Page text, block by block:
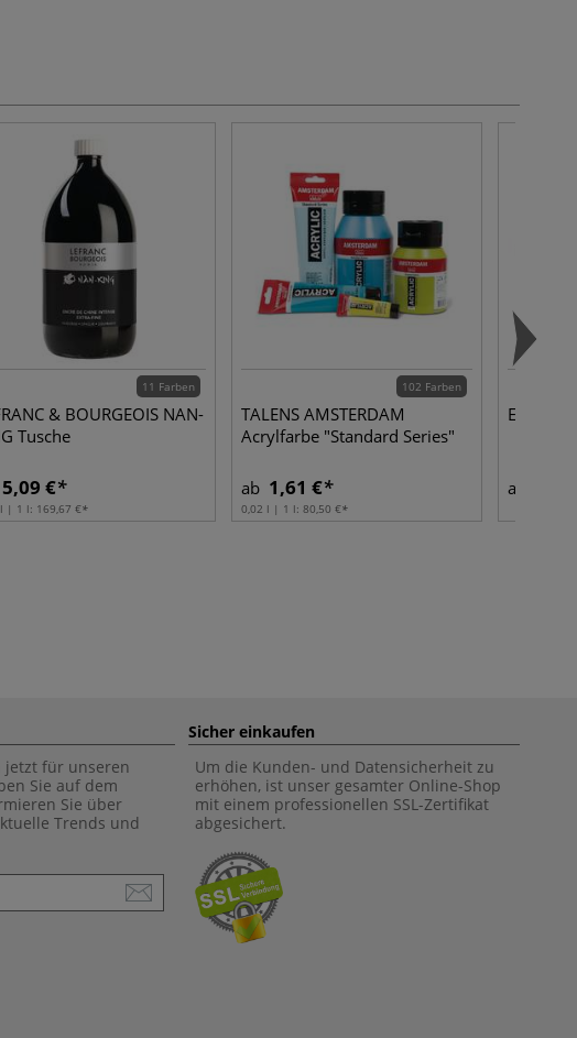
11 Farben
& BOURGEOIS NAN-
Tusche
5,09 €
| 1 l: 169,67 €
102 Farben
TALENS AMSTERDAM
Acrylfarbe "Standard Series"
ab 1,61 €
0,02 l | 1 l: 80,50 €
Echter
ab
jetzt für unseren
Sie auf dem
Sie über
Trends und
Sicher einkaufen
Um die Kunden- und Datensicherheit zu
erhöhen, ist unser gesamter Online-Shop
mit einem professionellen SSL-Zertifikat
abgesichert.